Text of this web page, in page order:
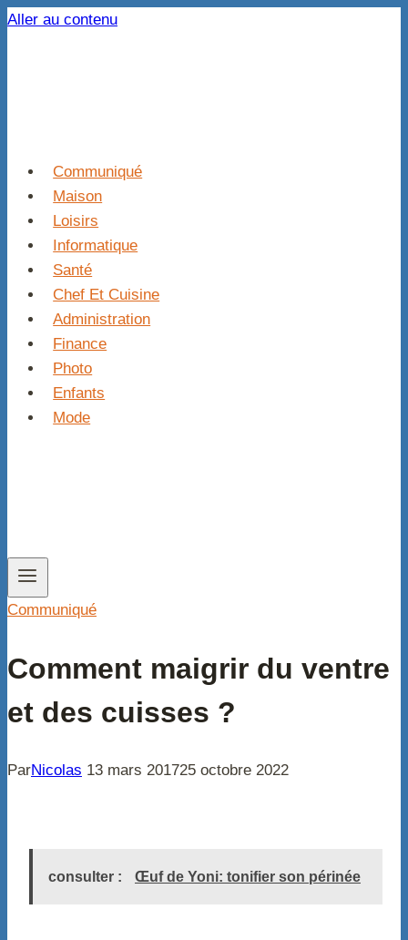
Aller au contenu
Communiqué
Maison
Loisirs
Informatique
Santé
Chef Et Cuisine
Administration
Finance
Photo
Enfants
Mode
Communiqué
Comment maigrir du ventre
et des cuisses ?
ParNicolas 13 mars 201725 octobre 2022
consulter : Œuf de Yoni: tonifier son périnée